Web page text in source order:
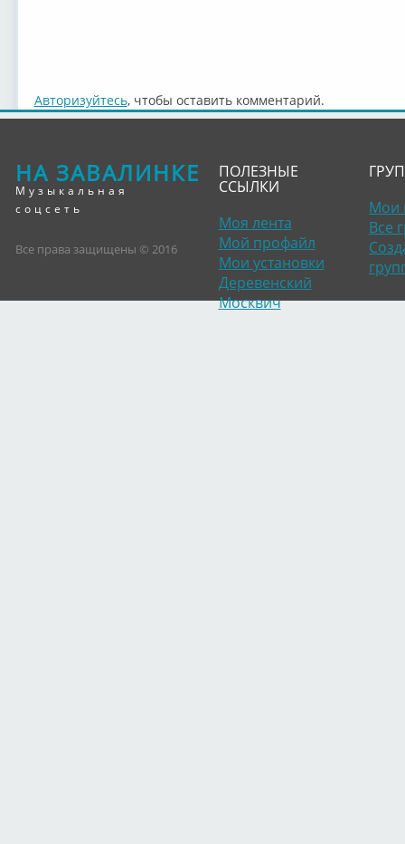
Авторизуйтесь, чтобы оставить комментарий.
НА ЗАВАЛИНКЕ
Музыкальная
соцсеть
Все права защищены © 2016
ПОЛЕЗНЫЕ
ССЫЛКИ
Моя лента
Мой профайл
Мои установки
Деревенский
Москвич
Мои
Все